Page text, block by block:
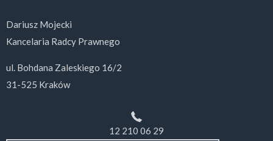
Dariusz Mojecki
Kancelaria Radcy Prawnego
ul. Bohdana Zaleskiego 16/2
31-525 Kraków
12 210 06 29